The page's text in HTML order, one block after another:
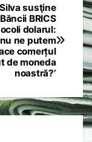
susţine
BRICS
dolarul:
nu ne putem
comerțul
de moneda
noastră?’